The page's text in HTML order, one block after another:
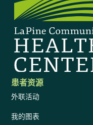
患者资源
外联活动
我的图表